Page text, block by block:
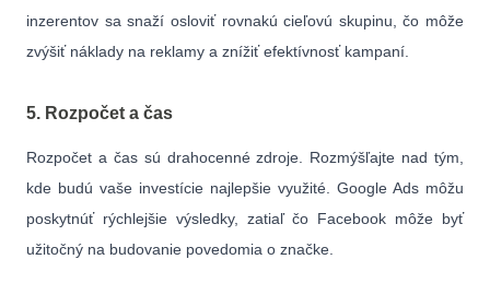
inzerentov sa snaží osloviť rovnakú cieľovú skupinu, čo môže
zvýšiť náklady na reklamy a znížiť efektívnosť kampaní.
5. Rozpočet a čas
Rozpočet a čas sú drahocenné zdroje. Rozmýšľajte nad tým,
kde budú vaše investície najlepšie využité. Google Ads môžu
poskytnúť rýchlejšie výsledky, zatiaľ čo Facebook môže byť
užitočný na budovanie povedomia o značke.